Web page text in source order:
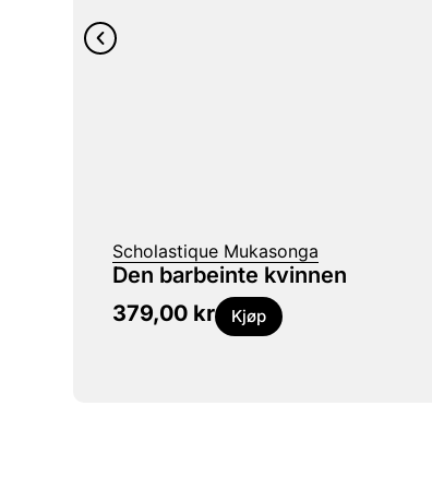
Scholastique Mukasonga
Den barbeinte kvinnen
379,00 kr Kjøp